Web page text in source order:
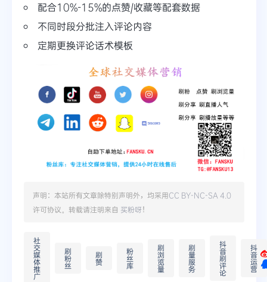
配合10%-15%的点赞/收藏等配套数据
不同时段分批注入评论内容
定期更换评论话术模板
声明：本站所有文章除特别声明外，均采用CC BY-NC-SA 4.0
许可协议。转载请注明来自 买粉呀！
社
交
媒
体
推
广
刷
粉
丝
刷
赞
粉
丝
库
刷
浏
览
量
刷
量
服
务
抖
音
刷
评
论
抖
音
运
营